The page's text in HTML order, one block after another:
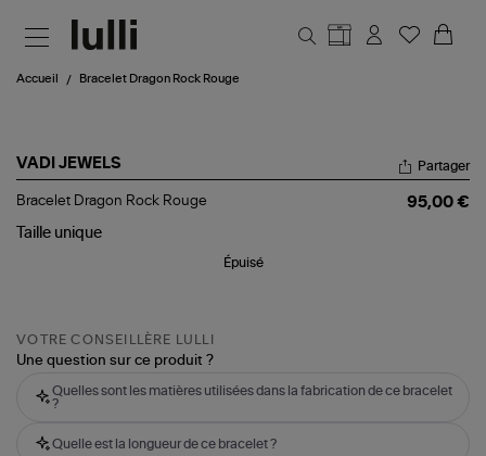
Accueil Bracelet Dragon Rock Rouge
VADI JEWELS
Bracelet
Rock
Partager
Bracelet Dragon Rock Rouge
95,00 €
Taille unique
Épuisé
VOTRE CONSEILLÈRE LULLI
Une question sur ce produit ?
Quelles sont les matières utilisées dans la fabrication de ce bracelet
?
Quelle est la longueur de ce bracelet ?